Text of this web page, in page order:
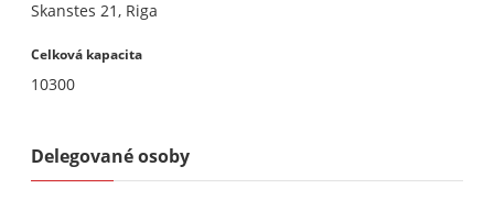
Skanstes 21, Riga
Celková kapacita
10300
Delegované osoby